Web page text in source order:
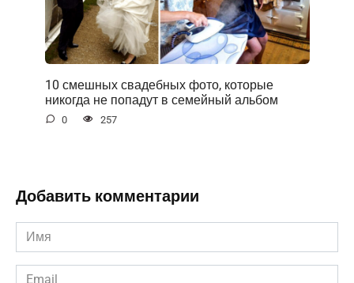
10 смешных свадебных фото, которые
никогда не попадут в семейный альбом
0 257
Добавить комментарии
Имя
*
Email